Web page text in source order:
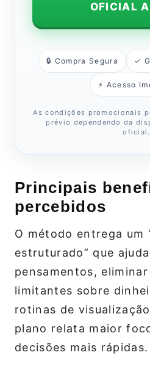
OFICIAL
🔒 Compra Segura ✓
⚡ Acesso
As condições promocionais
prévio dependendo da
oficial.
Principais
percebidos
O método entrega um
estruturado” que
pensamentos,
limitantes sobre
rotinas de
plano relata maior
decisões mais rápidas.